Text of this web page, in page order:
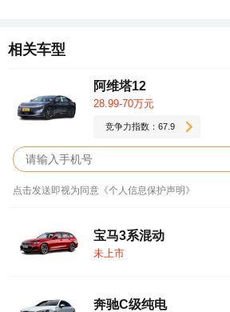
相关车型
阿维塔12
28.99-70万元
竞争力指数：67.9
点击发送即视为同意《个人信息保护声明》
宝马3系混动
未上市
奔驰C级纯电